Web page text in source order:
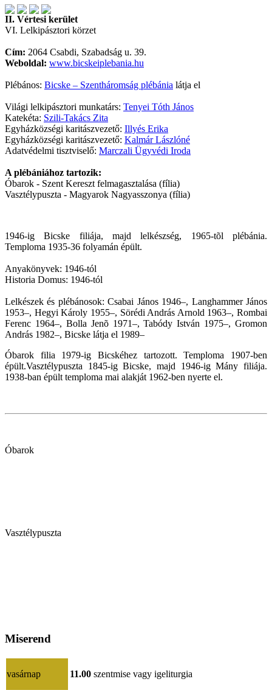
II. Vértesi kerület
VI. Lelkipásztori körzet
Cím: 2064 Csabdi, Szabadság u. 39.
Weboldal: www.bicskeiplebania.hu
Plébános: Bicske – Szentháromság plébánia látja el
Világi lelkipásztori munkatárs: Tenyei Tóth János
Katekéta: Szili-Takács Zita
Egyházközségi karitászvezető: Illyés Erika
Egyházközségi karitászvezető: Kalmár Lászlóné
Adatvédelmi tisztviselő: Marczali Ügyvédi Iroda
A plébániához tartozik:
Óbarok - Szent Kereszt felmagasztalása (fília)
Vasztélypuszta - Magyarok Nagyasszonya (fília)
1946-ig Bicske filiája, majd lelkészség, 1965-tõl plébánia.
Temploma 1935-36 folyamán épült.
Anyakönyvek: 1946-tól
Historia Domus: 1946-tól
Lelkészek és plébánosok: Csabai János 1946–, Langhammer János
1953–, Hegyi Károly 1955–, Sörédi András Arnold 1963–, Rombai
Ferenc 1964–, Bolla Jenõ 1971–, Tabódy István 1975–, Gromon
András 1982–, Bicske látja el 1989–
Óbarok filia 1979-ig Bicskéhez tartozott. Temploma 1907-ben
épült.Vasztélypuszta 1845-ig Bicske, majd 1946-ig Mány filiája.
1938-ban épült temploma mai alakját 1962-ben nyerte el.
Óbarok
Vasztélypuszta
Miserend
vasárnap 11.00 szentmise vagy igeliturgia